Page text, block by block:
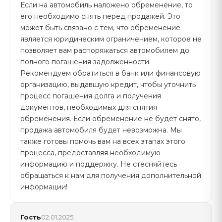
Если на автомобиль наложено обременение, то
его необходимо снять перед продажей. Это
может быть связано с тем, что обременение
является юридическим ограничением, которое не
позволяет вам распоряжаться автомобилем до
полного погашения задолженности.
Рекомендуем обратиться в банк или финансовую
организацию, выдавшую кредит, чтобы уточнить
процесс погашения долга и получения
документов, необходимых для снятия
обременения. Если обременение не будет снято,
продажа автомобиля будет невозможна. Мы
также готовы помочь вам на всех этапах этого
процесса, предоставляя необходимую
информацию и поддержку. Не стесняйтесь
обращаться к нам для получения дополнительной
информации!
Гость02.01.2025